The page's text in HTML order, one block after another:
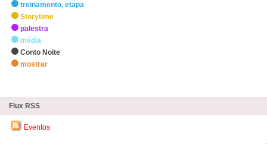
treinamento, etapa
Storytime
palestra
média
Conto Noite
mostrar
Flux RSS
Eventos